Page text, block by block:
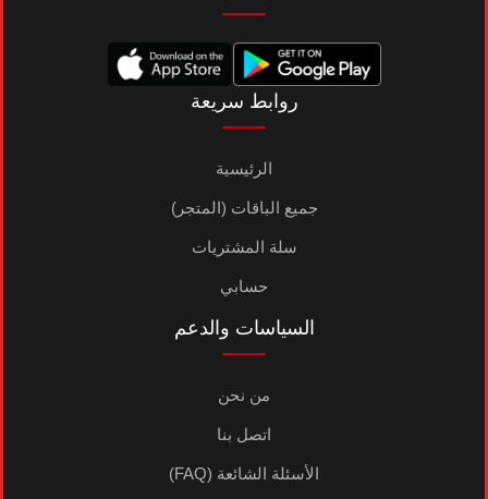
روابط سريعة
الرئيسية
جميع الباقات (المتجر)
سلة المشتريات
حسابي
السياسات والدعم
من نحن
اتصل بنا
الأسئلة الشائعة (FAQ)